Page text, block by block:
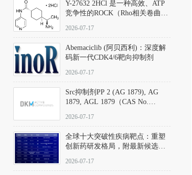
Y-27632 2HCl 是一种高效、ATP
竞争性的ROCK（Rho相关卷曲螺
同等抑制ROCK1与ROCK2；其通
过精准嵌入激酶的ATP结合位点
发挥抑制作用，对ROCK1和
ROCK2的解离常数（Ki）分别为
140 nM和300 nM；在众多丝氨酸/
中，其靶向ROCK的选择性超过
200倍，凸显出优异的分子特异
2026-07-17
Abemaciclib (阿贝西利)：深度解
码新一代CDK4/6靶向抑制剂
2026-07-17
Src抑制剂PP 2 (AG 1879), AG
1879, AGL 1879（CAS No.
应用指南
2026-07-17
全球十大突破性疾病靶点：重塑
创新药研发格局，附最新候选分
2026-07-17